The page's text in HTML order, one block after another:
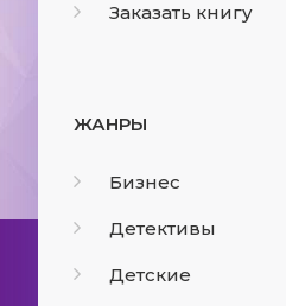
Заказать книгу
ЖАНРЫ
Бизнес
Детективы
Детские